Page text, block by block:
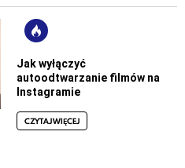
Jak wyłączyć
autoodtwarzanie filmów na
Instagramie
CZYTAJ WIĘCEJ